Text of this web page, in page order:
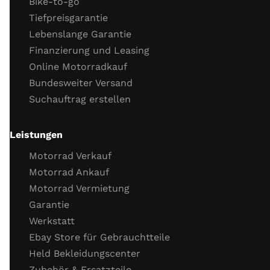
Kupplungszug
Kühlflüssigkeit (Stand, Frostschutz)
Kühlsystemverbindungen
Motor Dichtigkeit
Motor Kaltstartverhalten
Motorlauf
Gasannahme
Öl
Probefahrt
Probefahrt
Verhalten Bremsen
Verhalten Beschleunigung
Funktion Getriebe
Funktion Fahrzeug­elektronik (ABS, TC)
Tiefpreisgarantie
Lebenslange Garantie
Finanzierung und Leasing
Online Motorradkauf
Bundesweiter Versand
Suchauftrag erstellen
Leistungen
Motorrad Verkauf
Motorrad Ankauf
Motorrad Vermietung
Garantie
Werkstatt
Ebay Store für Gebrauchtteile
Held Bekleidungscenter